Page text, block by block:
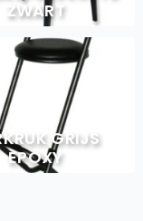
ZWART
GRIJS
EPOXY